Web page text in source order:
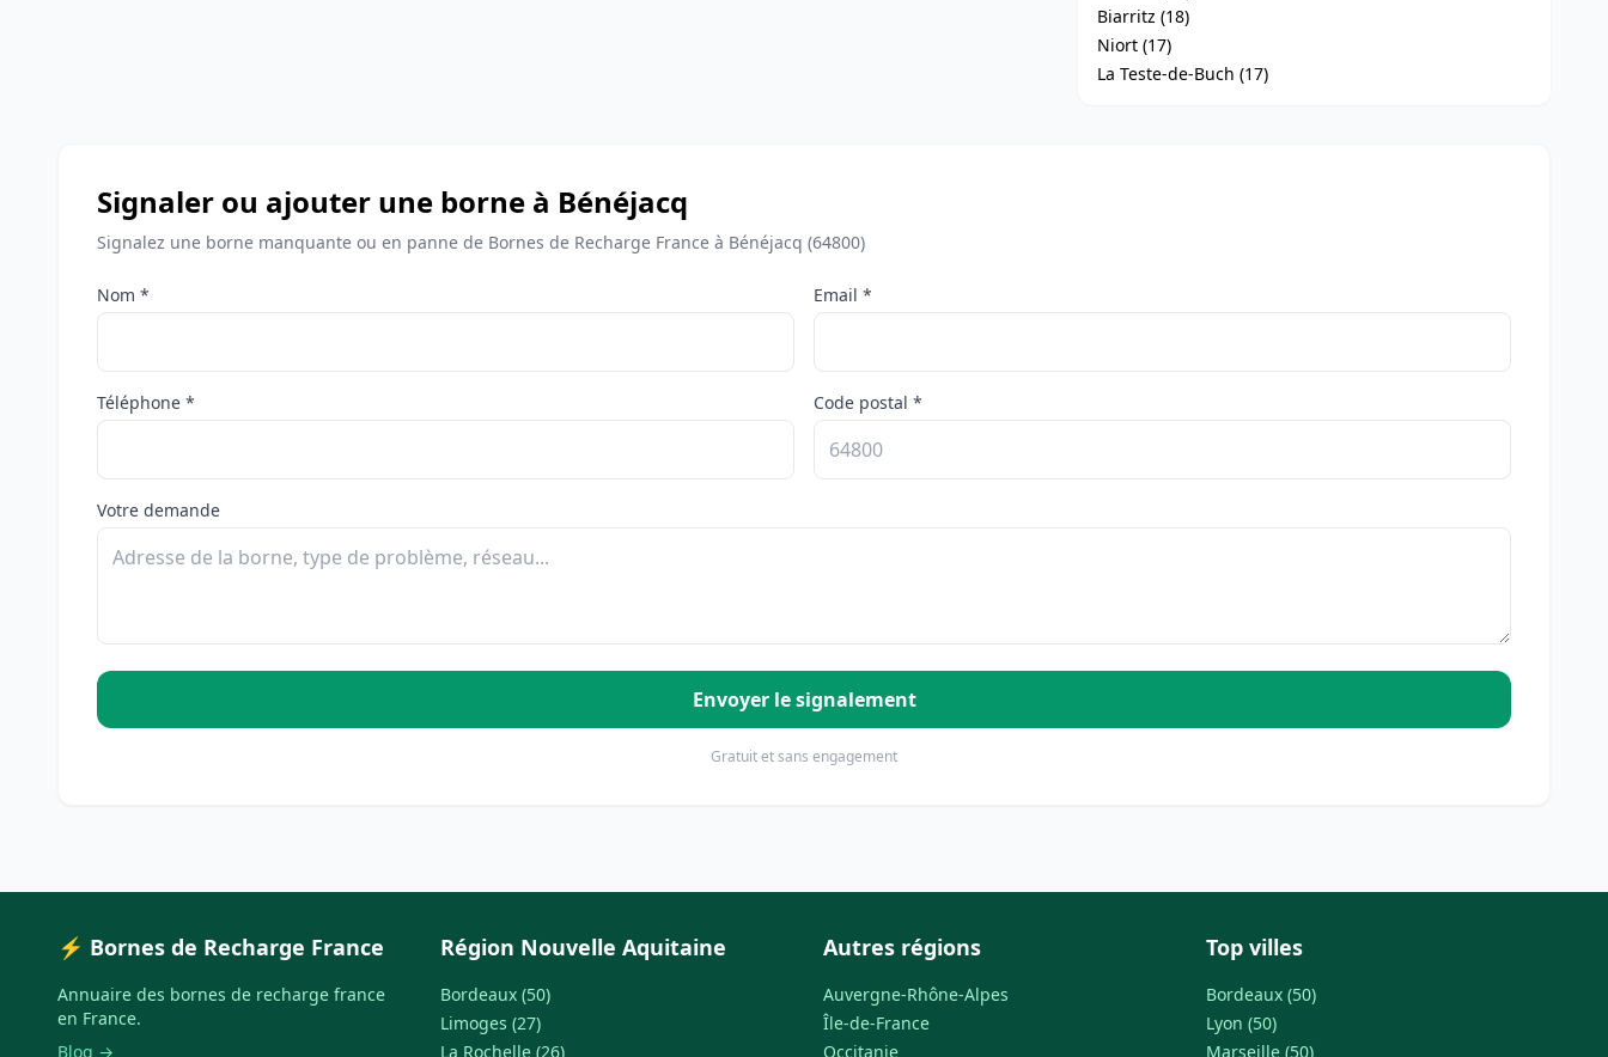
Biarritz (18)
Niort (17)
La Teste-de-Buch (17)
Signaler ou ajouter une borne à Bénéjacq
Signalez une borne manquante ou en panne de Bornes de Recharge France à Bénéjacq (64800)
Nom * Email *
Téléphone * Code postal *
Votre demande
Envoyer le signalement
Gratuit et sans engagement
⚡ Bornes de Recharge France
Annuaire des bornes de recharge france
en France.
Blog →
Région Nouvelle Aquitaine
Bordeaux (50)
Limoges (27)
La Rochelle (26)
Autres régions
Auvergne-Rhône-Alpes
Île-de-France
Occitanie
Top villes
Bordeaux (50)
Lyon (50)
Marseille (50)